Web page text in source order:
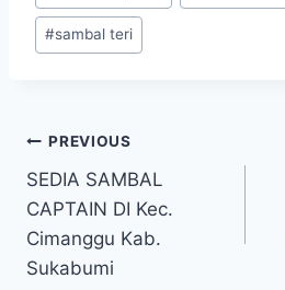
#sambal teri
PREVIOUS
SEDIA SAMBAL
CAPTAIN DI Kec.
Cimanggu Kab.
Sukabumi